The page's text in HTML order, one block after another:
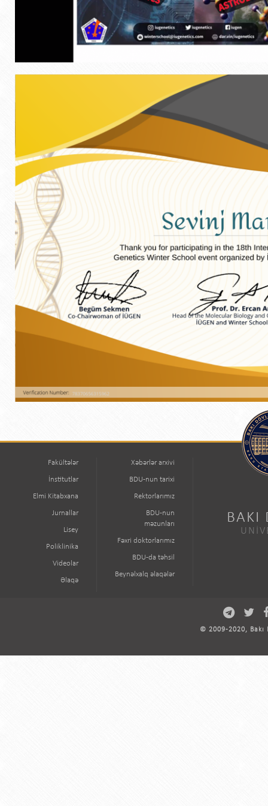
Fakültələr
İnstitutlar
Elmi Kitabxana
Jurnallar
Lisey
Poliklinika
Videolar
Əlaqə
Xəbərlər arxivi
BDU-nun tarixi
Rektorlarımız
BDU-nun
məzunları
Fəxri doktorlarımız
BDU-da təhsil
Beynəlxalq əlaqələr
BAKI
© 2009-2020,